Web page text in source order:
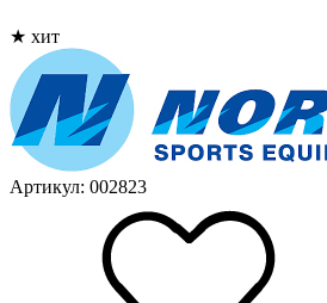
★ хит
Артикул: 002823